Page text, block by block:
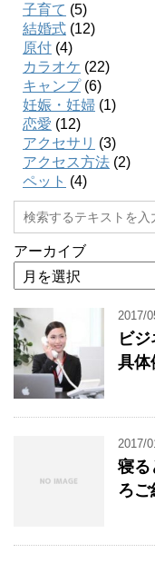
子育て (5)
結婚式 (12)
原付 (4)
カラオケ (22)
キャンプ (6)
妊娠・妊婦 (1)
恋愛 (12)
アクセサリ (3)
アクセス方法 (2)
ペット (4)
アーカイブ
2017/
ビ
具体
2017/
寝る
ろご